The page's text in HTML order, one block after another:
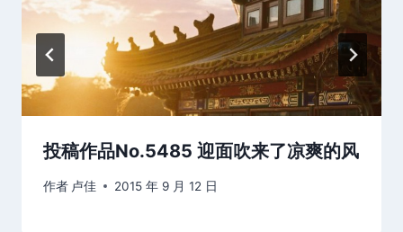
投稿作品No.5485 迎面吹来了凉爽的风
作者 卢佳 2015 年 9 月 12 日